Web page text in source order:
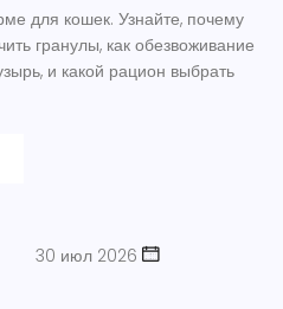
для кошек. Узнайте, почему
гранулы, как обезвоживание
и какой рацион выбрать
30 июл 2026